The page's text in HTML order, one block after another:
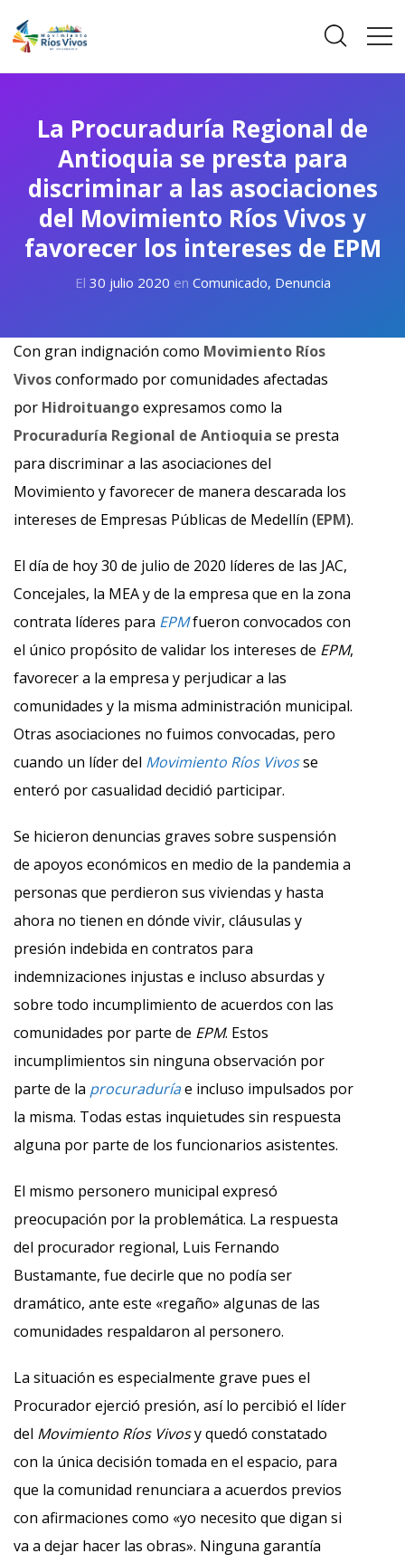
La Procuraduría Regional de
Antioquia se presta para
discriminar a las asociaciones
del Movimiento Ríos Vivos y
favorecer los intereses de EPM
El 30 julio 2020 en Comunicado, Denuncia
Con gran indignación como Movimiento Ríos
Vivosconformado por comunidades afectadas
por Hidroituangoexpresamos como la
Procuraduría Regional de Antioquia se presta
para discriminar a las asociaciones del
Movimiento y favorecer de manera descarada los
intereses de Empresas Públicas de Medellín (EPM).
El día de hoy 30 de julio de 2020 líderes de las JAC,
Concejales, la MEA y de la empresa que en la zona
contrata líderes para EPMfueron convocados con
el único propósito de validar los intereses de EPM,
favorecer a la empresa y perjudicar a las
comunidades y la misma administración municipal.
Otras asociaciones no fuimos convocadas, pero
cuando un líder del Movimiento Ríos Vivosse
enteró por casualidad decidió participar.
Se hicieron denuncias graves sobre suspensión
de apoyos económicos en medio de la pandemia a
personas que perdieron sus viviendas y hasta
ahora no tienen en dónde vivir, cláusulas y
presión indebida en contratos para
indemnizaciones injustas e incluso absurdas y
sobre todo incumplimiento de acuerdos con las
comunidades por parte de EPM. Estos
incumplimientos sin ninguna observación por
parte de la procuraduríae incluso impulsados por
la misma. Todas estas inquietudes sin respuesta
alguna por parte de los funcionarios asistentes.
El mismo personero municipal expresó
preocupación por la problemática. La respuesta
del procurador regional, Luis Fernando
Bustamante, fue decirle que no podía ser
dramático, ante este «regaño» algunas de las
comunidades respaldaron al personero.
La situación es especialmente grave pues el
Procurador ejerció presión, así lo percibió el líder
del Movimiento Ríos Vivosy quedó constatado
con la única decisión tomada en el espacio, para
que la comunidad renunciara a acuerdos previos
con afirmaciones como «yo necesito que digan si
va a dejar hacer las obras». Ninguna garantía